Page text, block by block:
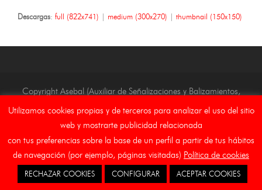
Descargas: full (822x741) | medium (300x270) | thumbnail (150x150)
Copyright Asebal (Auxiliar de Señalizaciones y Balizamientos,
Inicio
Aviso Legal Canal Etico Cookies
Utilizamos cookies propias y de terceros para analizar el uso del sitio
web y mostrarte publicidad relacionada
con tus preferencias sobre la base de un perfil a partir de tus hábitos
de navegación (por ejemplo, páginas visitadas) Política de cookies
RECHAZAR COOKIES CONFIGURAR ACEPTAR COOKIES